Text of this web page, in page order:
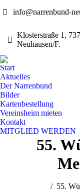
info@narrenbund-
Klosterstraße 1,
Neuhausen/F.
Start
Aktuelles
Der Narrenbund
Bilder
Kartenbestellung
Vereinsheim mieten
Kontakt
MITGLIED WERDEN
55.
Sie befinden sich
55.